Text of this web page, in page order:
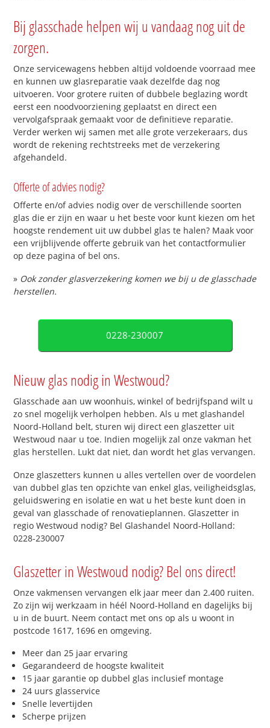
Bij glasschade helpen wij u vandaag nog uit de
zorgen.
Onze servicewagens hebben altijd voldoende voorraad mee
en kunnen uw glasreparatie vaak dezelfde dag nog
uitvoeren. Voor grotere ruiten of dubbele beglazing wordt
eerst een noodvoorziening geplaatst en direct een
vervolgafspraak gemaakt voor de definitieve reparatie.
Verder werken wij samen met alle grote verzekeraars, dus
wordt de rekening rechtstreeks met de verzekering
afgehandeld.
Offerte of advies nodig?
Offerte en/of advies nodig over de verschillende soorten
glas die er zijn en waar u het beste voor kunt kiezen om het
hoogste rendement uit uw dubbel glas te halen? Maak voor
een vrijblijvende offerte gebruik van het contactformulier
op deze pagina of bel ons.
» Ook zonder glasverzekering komen we bij u de glasschade
herstellen.
0228-230007
Nieuw glas nodig in Westwoud?
Glasschade aan uw woonhuis, winkel of bedrijfspand wilt u
zo snel mogelijk verholpen hebben. Als u met glashandel
Noord-Holland belt, sturen wij direct een glaszetter uit
Westwoud naar u toe. Indien mogelijk zal onze vakman het
glas herstellen. Lukt dat niet, dan wordt het glas vervangen.
Onze glaszetters kunnen u alles vertellen over de voordelen
van dubbel glas ten opzichte van enkel glas, veiligheidsglas,
geluidswering en isolatie en wat u het beste kunt doen in
geval van glasschade of renovatieplannen. Glaszetter in
regio Westwoud nodig? Bel Glashandel Noord-Holland:
0228-230007
Glaszetter in Westwoud nodig? Bel ons direct!
Onze vakmensen vervangen elk jaar meer dan 2.400 ruiten.
Zo zijn wij werkzaam in héél Noord-Holland en dagelijks bij
u in de buurt. Neem contact met ons op als u woont in
postcode 1617, 1696 en omgeving.
Meer dan 25 jaar ervaring
Gegarandeerd de hoogste kwaliteit
15 jaar garantie op dubbel glas inclusief montage
24 uurs glasservice
Snelle levertijden
Scherpe prijzen